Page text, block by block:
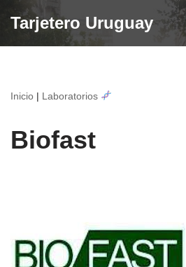
Tarjetero Uruguay
Inicio | Laboratorios
Biofast